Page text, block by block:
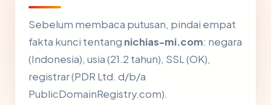
Sebelum membaca putusan, pindai empat
fakta kunci tentang nichias-mi.com: negara
(Indonesia), usia (21.2 tahun), SSL (OK),
registrar (PDR Ltd. d/b/a
PublicDomainRegistry.com).